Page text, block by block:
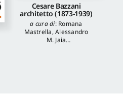
Cesare Bazzani
architetto (1873-1939)
a cura di: Romana
Mastrella,Alessandro
M. Jaia